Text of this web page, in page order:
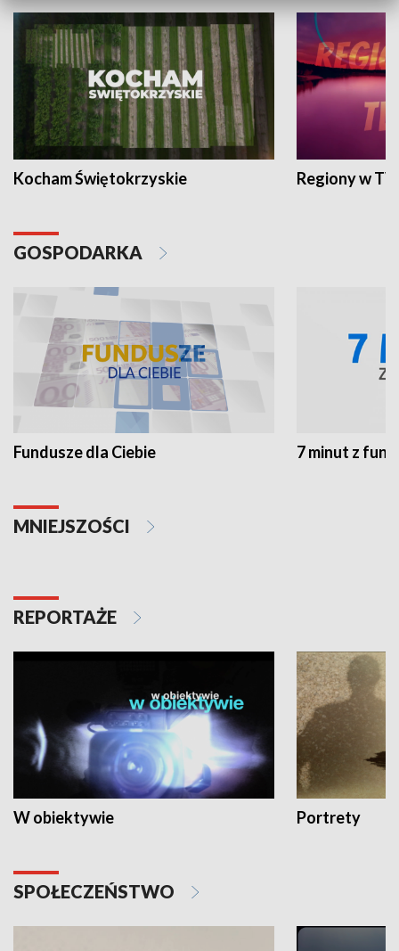
Kocham Świętokrzyskie Regiony w
GOSPODARKA
Fundusze dla Ciebie 7 minut z
MNIEJSZOŚCI
REPORTAŻE
W obiektywie Portrety
SPOŁECZEŃSTWO